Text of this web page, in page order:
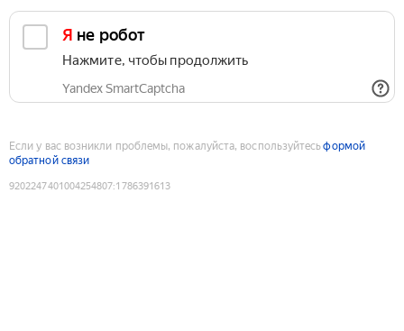
Я не робот
Нажмите, чтобы продолжить
Yandex SmartCaptcha
Если у вас возникли проблемы, пожалуйста, воспользуйтесьформой
обратной связи
9202247401004254807:1786391613